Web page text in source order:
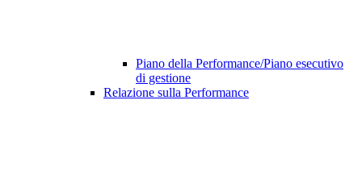
Piano della Performance/Piano esecutivo
di gestione
Relazione sulla Performance